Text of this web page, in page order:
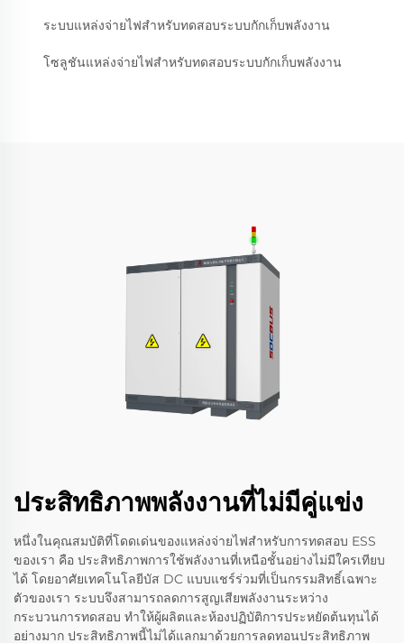
ระบบแหล่งจ่ายไฟสำหรับทดสอบระบบกักเก็บพลังงาน
โซลูชันแหล่งจ่ายไฟสำหรับทดสอบระบบกักเก็บพลังงาน
ประสิทธิภาพพลังงานที่ไม่มีคู่แข่ง
หนึ่งในคุณสมบัติที่โดดเด่นของแหล่งจ่ายไฟสำหรับการทดสอบ ESS
ของเรา คือ ประสิทธิภาพการใช้พลังงานที่เหนือชั้นอย่างไม่มีใครเทียบ
ได้ โดยอาศัยเทคโนโลยีบัส DC แบบแชร์ร่วมที่เป็นกรรมสิทธิ์เฉพาะ
ตัวของเรา ระบบจึงสามารถลดการสูญเสียพลังงานระหว่าง
กระบวนการทดสอบ ทำให้ผู้ผลิตและห้องปฏิบัติการประหยัดต้นทุนได้
อย่างมาก ประสิทธิภาพนี้ไม่ได้แลกมาด้วยการลดทอนประสิทธิภาพ